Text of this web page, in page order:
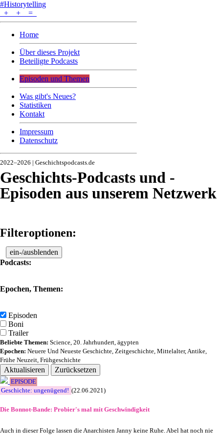
#Historytelling
+
+ =
Home
Über dieses Projekt
Beteiligte Podcasts
Episoden und Themen
Was gibt's Neues?
Statistiken
Kontakt
Impressum
Datenschutz
2022–2026 | Geschichtspodcasts.de
Geschichts-Podcasts und -
Episoden aus unserem Netzwerk
Filteroptionen:
ein-/ausblenden
Podcasts:
Epochen, Themen:
Episoden
Boni
Trailer
Beliebte Themen: Science, 20. Jahrhundert, ägypten
Epochen: Neuere Und Neueste Geschichte, Zeitgeschichte, Mittelalter,Antike,
Frühe Neuzeit, Frühgeschichte
Aktualisieren Zurücksetzen
EPISODE
Geschichte: ungenügend! (22.06.2021)
Die Bonnot-Bande: Probier's mal mit Geschwindigkeit
Auch in dieser Folge lassen die Anarchisten Janny keine Ruhe. Abel hat noch nie